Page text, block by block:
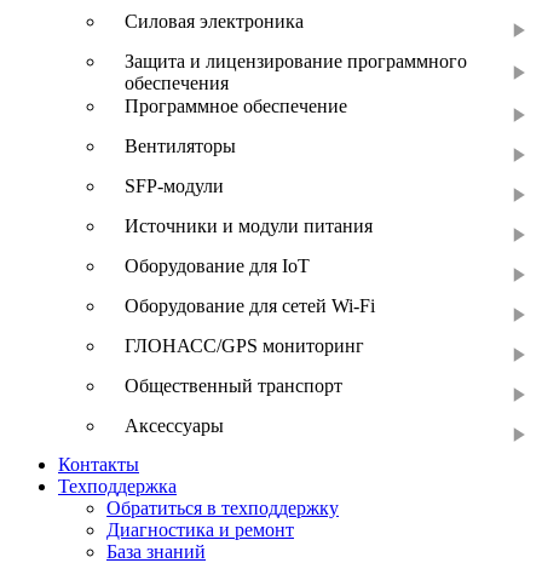
Силовая электроника
Защита и лицензирование программного
обеспечения
Программное обеспечение
Вентиляторы
SFP-модули
Источники и модули питания
Оборудование для IoT
Оборудование для сетей Wi-Fi
ГЛОНАСС/GPS мониторинг
Общественный транспорт
Аксессуары
Контакты
Техподдержка
Обратиться в техподдержку
Диагностика и ремонт
База знаний